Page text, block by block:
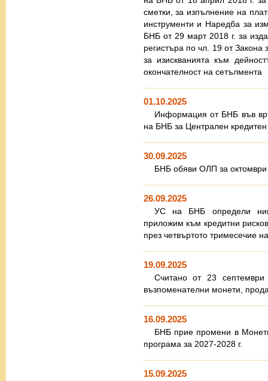
сметки, за изпълнение на
инструменти и Наредба за
БНБ от 29 март 2018 г. за
регистъра по чл. 19 от Закона
за изискванията към
окончателност на сетълмента
01.10.2025
Информация от БНБ във
на БНБ за Централен кредитен
30.09.2025
БНБ обяви ОЛП за октомври
26.09.2025
УС на БНБ определи
приложим към кредитни
през четвъртото тримесечие
19.09.2025
Считано от 23
възпоменателни монети,
16.09.2025
БНБ прие промени в
програма за 2027-2028 г.
15.09.2025